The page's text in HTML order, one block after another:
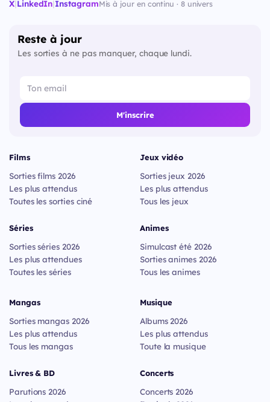
X|LinkedIn|InstagramMis à jour en continu · 8 univers
Reste à jour
Les sorties à ne pas manquer, chaque lundi.
M'inscrire
Films
Sorties films 2026
Les plus attendus
Toutes les sorties ciné
Séries
Sorties séries 2026
Les plus attendues
Toutes les séries
Jeux vidéo
Sorties jeux 2026
Les plus attendus
Tous les jeux
Animes
Simulcast été 2026
Sorties animes 2026
Tous les animes
Mangas
Sorties mangas 2026
Les plus attendus
Tous les mangas
Livres & BD
Parutions 2026
Musique
Albums 2026
Les plus attendus
Toute la musique
Concerts
Concerts 2026